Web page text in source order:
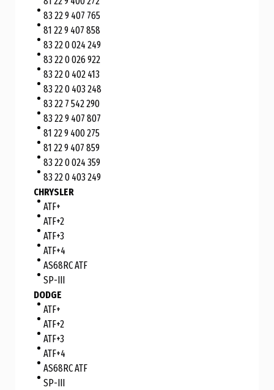
83 22 9 407 765
81 22 9 407 858
83 22 0 024 249
83 22 0 026 922
83 22 0 402 413
83 22 0 403 248
83 22 7 542 290
83 22 9 407 807
81 22 9 400 275
81 22 9 407 859
83 22 0 024 359
83 22 0 403 249
CHRYSLER
ATF+
ATF+2
ATF+3
ATF+4
AS68RC ATF
SP-III
DODGE
ATF+
ATF+2
ATF+3
ATF+4
AS68RC ATF
SP-III